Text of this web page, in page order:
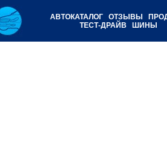
АВТОКАТАЛОГ ОТЗЫВЫ
ТЕСТ-ДРАЙВ
ШИНЫ